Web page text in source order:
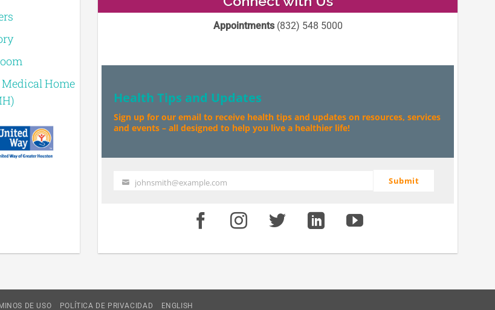
Home
Appointments(832) 548 5000
Health Tips and Updates
Sign up for our email to receive health tips and updates on resources, services
and events – all designed to help you live a healthier life!
Your johnsmith@example.com Submit
DE USO POLÍTICA DE PRIVACIDAD ENGLISH